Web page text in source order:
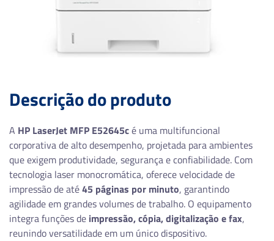
Descrição do produto
A HP LaserJet MFP E52645cé uma multifuncional
corporativa de alto desempenho, projetada para ambientes
que exigem produtividade, segurança e confiabilidade. Com
tecnologia laser monocromática, oferece velocidade de
impressão de até45 páginas por minuto, garantindo
agilidade em grandes volumes de trabalho. O equipamento
integra funções de impressão, cópia, digitalização e fax,
reunindo versatilidade em um único dispositivo.